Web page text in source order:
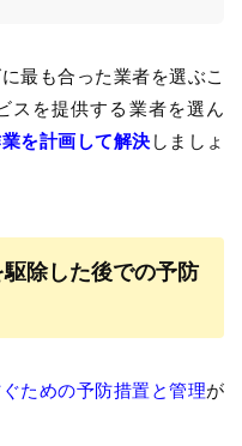
最も合った業者を選ぶこ
スを提供する業者を選ん
を計画して解決 しましょ
除した後での予防
ための予防措置と管理が